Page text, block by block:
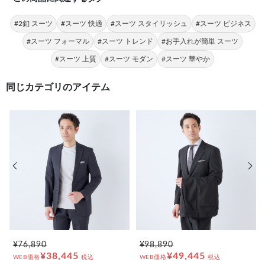
#2釦 スーツ #スーツ 快適 #スーツ スタイリッシュ #スーツ ビジネス
#スーツ フォーマル #スーツ トレンド #お手入れが簡単 スーツ
#スーツ 上質 #スーツ モダン #スーツ 華やか
同じカテゴリのアイテム
¥76,890
WEB価格¥38,445 税込
¥98,890
WEB価格¥49,445 税込
前の画像